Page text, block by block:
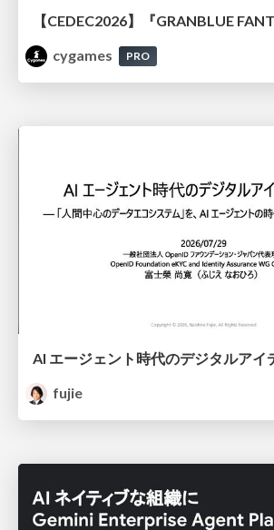
cygames
PRO
AI エージェント時代のデジタルアイ
fujie